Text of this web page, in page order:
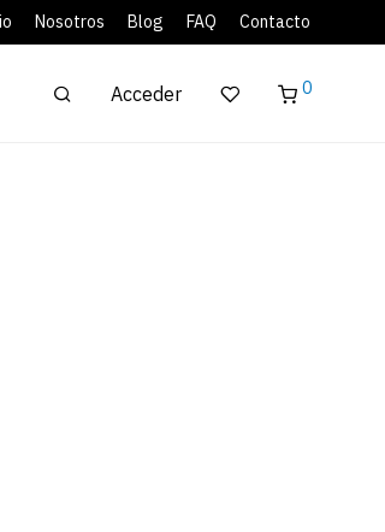
Nosotros Blog FAQ Contacto
Acceder 0